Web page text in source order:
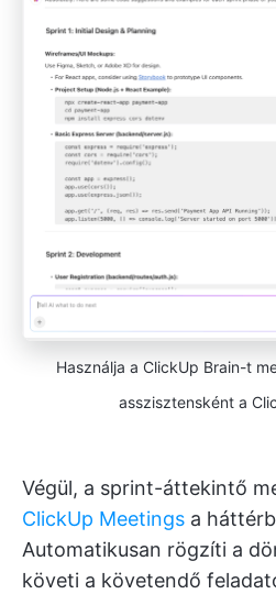
Használja a ClickUp Brain-t
asszisztensként a
Végül, a sprint-áttekintő
ClickUp Meetings a
Automatikusan rögzíti a
követi a követendő